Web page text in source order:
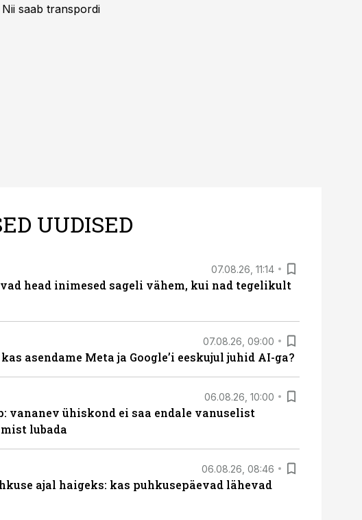
saab transpordi
UUDISED
07.08.26, 11:14
head inimesed sageli vähem, kui nad tegelikult
07.08.26, 09:00
asendame Meta ja Google’i eeskujul juhid AI-ga?
06.08.26, 10:00
vananev ühiskond ei saa endale vanuselist
lubada
06.08.26, 08:46
ajal haigeks: kas puhkusepäevad lähevad